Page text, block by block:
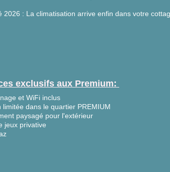
2026 : La climatisation arrive enfin dans votre
exclusifs aux Premium:
et WiFi inclus
limitée dans le quartier PREMIUM
paysagé pour l'extérieur
jeux privative